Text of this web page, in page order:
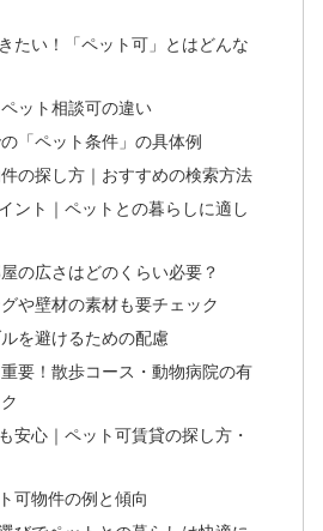
たい！「ペット可」とはどんな
ット相談可の違い
「ペット条件」の具体例
の探し方｜おすすめの検索方法
ント｜ペットとの暮らしに適し
の広さはどのくらい必要？
や壁材の素材も要チェック
を避けるための配慮
要！散歩コース・動物病院の有
安心｜ペット可賃貸の探し方・
可物件の例と傾向